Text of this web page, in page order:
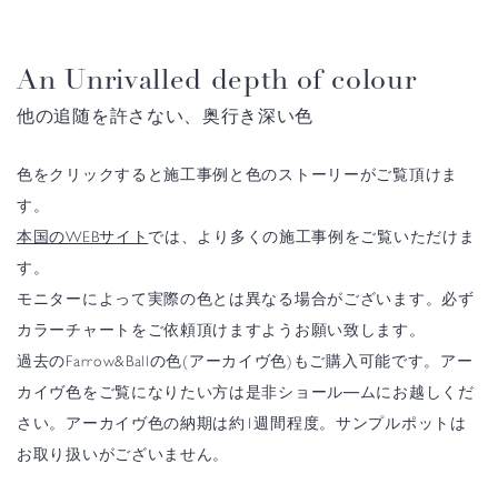
An Unrivalled depth of colour
他の追随を許さない、奥行き深い色
色をクリックすると施工事例と色のストーリーがご覧頂けま
す。
本国のWEBサイト では、より多くの施工事例をご覧いただけま
す。
モニターによって実際の色とは異なる場合がございます。必ず
カラーチャートをご依頼頂けますようお願い致します。
過去のFarrow&Ballの色(アーカイヴ色)もご購入可能です。アー
カイヴ色をご覧になりたい方は是非ショール―ムにお越しくだ
さい。アーカイヴ色の納期は約1週間程度。サンプルポットは
お取り扱いがございません。